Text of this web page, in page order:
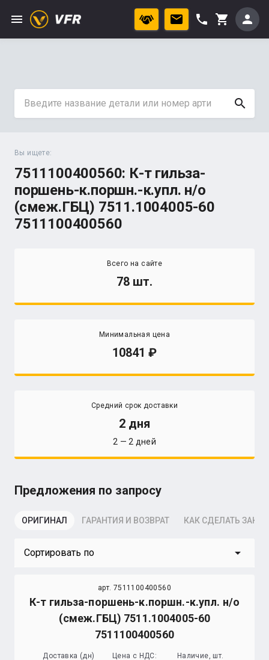
menu phone shopping_cart person
search
Вы ищете:
7511100400560: К-т гильза-
поршень-к.поршн.-к.упл. н/о
(смеж.ГБЦ) 7511.1004005-60
7511100400560
Всего на сайте
78 шт.
Минимальная цена
10841
Средний срок доставки
2 дня
2 — 2 дней
Предложения по запросу
ОРИГИНАЛ ГАРАНТИЯ И ВОЗВРАТ КАК СДЕЛАТЬ
Сортировать по arrow_drop_down
арт. 7511100400560
К-т гильза-поршень-к.поршн.-к.упл. н/о
(смеж.ГБЦ) 7511.1004005-60
7511100400560
Доставка (дн) Цена с НДС: Наличие, шт.